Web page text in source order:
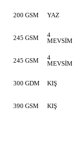
200 GSM YAZ
245 GSM
4
MEVSİM
245 GSM
4
MEVSİM
300 GDM KIŞ
390 GSM KIŞ